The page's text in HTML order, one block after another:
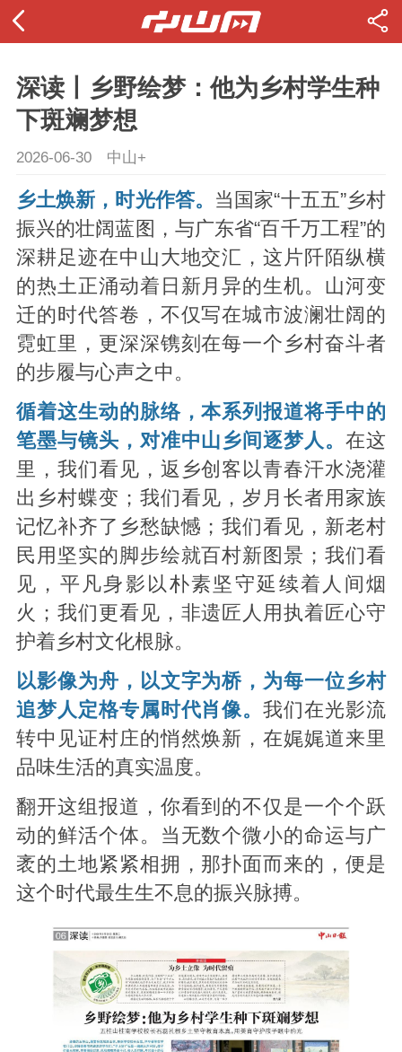
深读丨乡野绘梦：他为乡村学生种
下斑斓梦想
2026-06-30 中山+
乡土焕新，时光作答。 当国家“十五五”乡村
振兴的壮阔蓝图，与广东省“百千万工程”的
深耕足迹在中山大地交汇，这片阡陌纵横
的热土正涌动着日新月异的生机。山河变
迁的时代答卷，不仅写在城市波澜壮阔的
霓虹里，更深深镌刻在每一个乡村奋斗者
的步履与心声之中。
循着这生动的脉络，本系列报道将手中的
笔墨与镜头，对准中山乡间逐梦人。在这
里，我们看见，返乡创客以青春汗水浇灌
出乡村蝶变；我们看见，岁月长者用家族
记忆补齐了乡愁缺憾；我们看见，新老村
民用坚实的脚步绘就百村新图景；我们看
见，平凡身影以朴素坚守延续着人间烟
火；我们更看见，非遗匠人用执着匠心守
护着乡村文化根脉。
以影像为舟，以文字为桥，为每一位乡村
追梦人定格专属时代肖像。我们在光影流
转中见证村庄的悄然焕新，在娓娓道来里
品味生活的真实温度。
翻开这组报道，你看到的不仅是一个个跃
动的鲜活个体。当无数个微小的命运与广
袤的土地紧紧相拥，那扑面而来的，便是
这个时代最生生不息的振兴脉搏。